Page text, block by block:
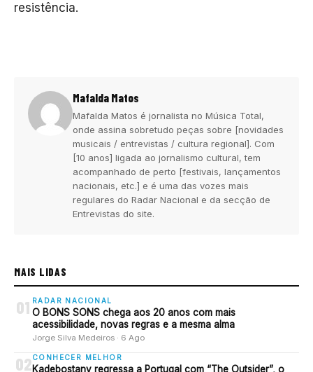
resistência.
Mafalda Matos
Mafalda Matos é jornalista no Música Total,
onde assina sobretudo peças sobre [novidades
musicais / entrevistas / cultura regional]. Com
[10 anos] ligada ao jornalismo cultural, tem
acompanhado de perto [festivais, lançamentos
nacionais, etc.] e é uma das vozes mais
regulares do Radar Nacional e da secção de
Entrevistas do site.
MAIS LIDAS
01 RADAR NACIONAL
O BONS SONS chega aos 20 anos com mais
acessibilidade, novas regras e a mesma alma
Jorge Silva Medeiros · 6 Ago
02 CONHECER MELHOR
Kadebostany regressa a Portugal com “The Outsider”, o